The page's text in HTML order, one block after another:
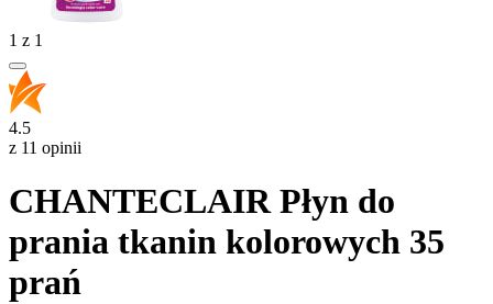
1 z 1
4.5
z 11 opinii
CHANTECLAIR Płyn do
prania tkanin kolorowych 35
prań